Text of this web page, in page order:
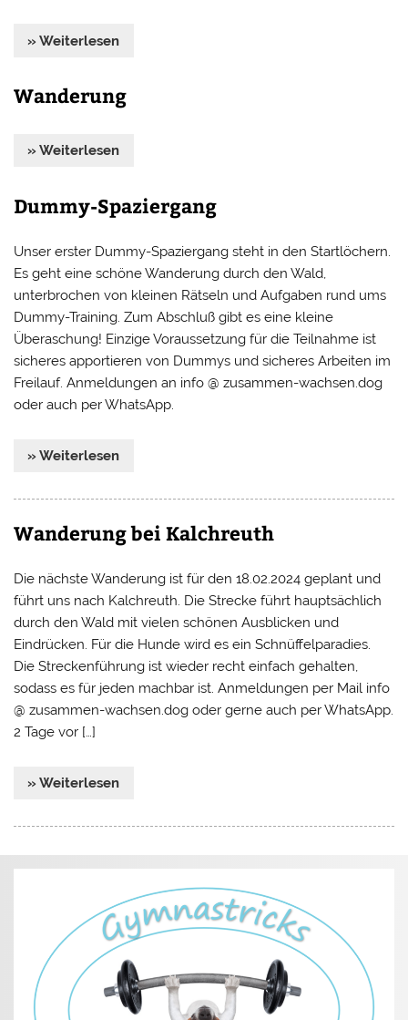
» Weiterlesen
Wanderung
» Weiterlesen
Dummy-Spaziergang
Unser erster Dummy-Spaziergang steht in den Startlöchern.
Es geht eine schöne Wanderung durch den Wald,
unterbrochen von kleinen Rätseln und Aufgaben rund ums
Dummy-Training. Zum Abschluß gibt es eine kleine
Überaschung! Einzige Voraussetzung für die Teilnahme ist
sicheres apportieren von Dummys und sicheres Arbeiten im
Freilauf. Anmeldungen an info @ zusammen-wachsen.dog
oder auch per WhatsApp.
» Weiterlesen
Wanderung bei Kalchreuth
Die nächste Wanderung ist für den 18.02.2024 geplant und
führt uns nach Kalchreuth. Die Strecke führt hauptsächlich
durch den Wald mit vielen schönen Ausblicken und
Eindrücken. Für die Hunde wird es ein Schnüffelparadies.
Die Streckenführung ist wieder recht einfach gehalten,
sodass es für jeden machbar ist. Anmeldungen per Mail info
@ zusammen-wachsen.dog oder gerne auch per WhatsApp.
2 Tage vor […]
» Weiterlesen